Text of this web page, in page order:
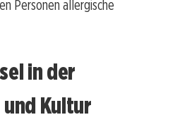
Personen allergische
in der
Kultur